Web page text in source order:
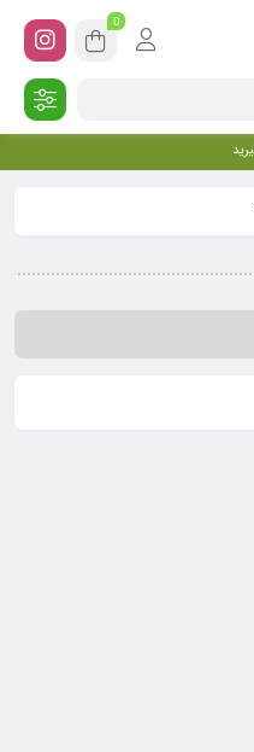
0